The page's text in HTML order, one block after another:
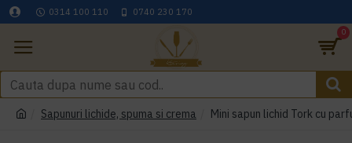
0314 100 110 0740 230 170
0
Sapunuri lichide, spuma si crema Mini sapun lichid Tork cu